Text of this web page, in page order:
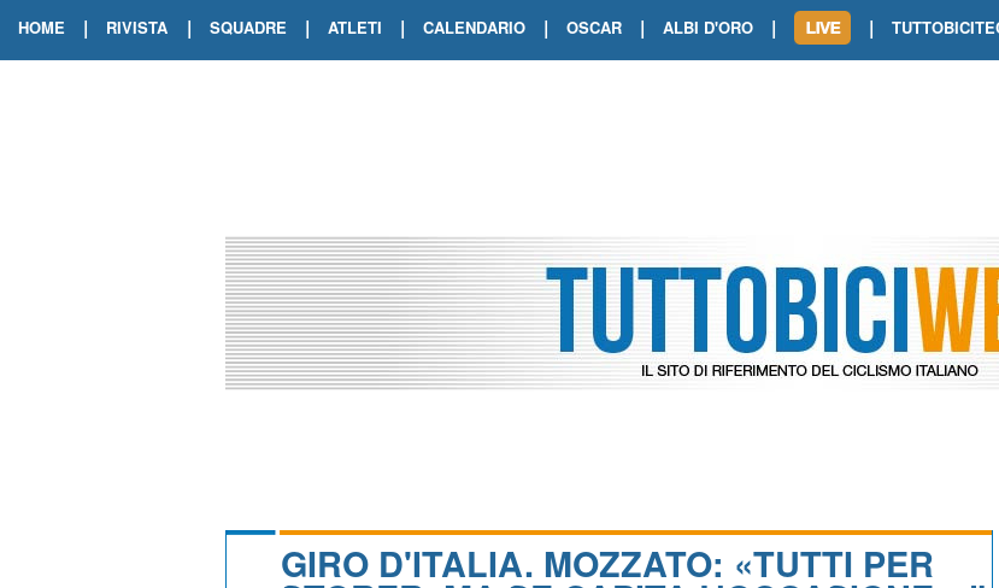
HOME | RIVISTA | SQUADRE | ATLETI | CALENDARIO | OSCAR | ALBI D'ORO |
TOUR DE FRANCE.
TOUR DE FRANCE. A
|
GIRO D'ITALIA. MOZZATO: «TUTTI PER